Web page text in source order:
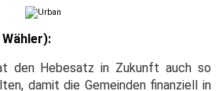
den Hebesatz in Zukunft auch so
damit die Gemeinden finanziell in